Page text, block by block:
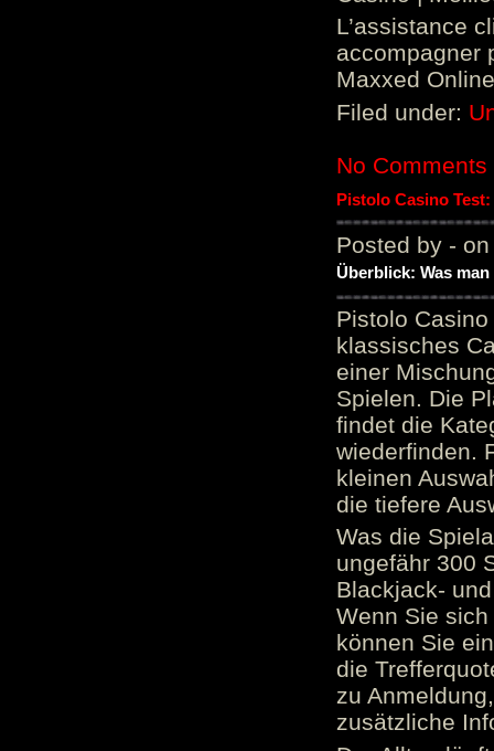
L’assistance
accompagner
Maxxed
Filed under:
No Comments
Pistolo Casino
Posted by - on
Überblick: Was
Pistolo
klassisches
einer
Spielen. Die
findet die
wiederfinden.
kleinen
die tiefere
Was die
ungefähr 300
Blackjack-
Wenn Sie
können Sie
die
zu
zusätzliche